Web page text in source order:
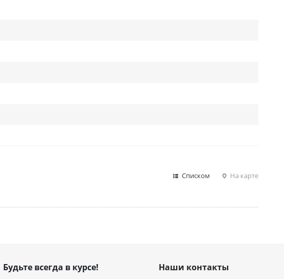
Списком На карте
Будьте всегда в курсе! Наши контакты